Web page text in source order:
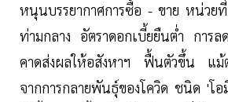
หนุนบรรยากาศการซื้อ - ขาย หน่วย
ท่ามกลาง อัตราดอกเบี้ยยืนต่ำ การล
คาดส่งผลให้อสังหาฯ ฟื้นตัวขึ้น แม้ต
จากการกลายพันธุ์ของโควิด ชนิด 'โอ